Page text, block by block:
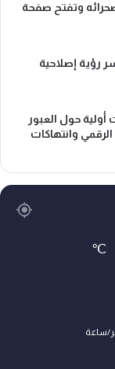
وتفتح صفحة
رؤية إصلاحية
حول العبور
وانتهاكات
℃